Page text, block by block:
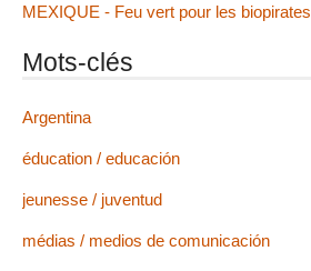
MEXIQUE - Feu vert pour les biopirates
Mots-clés
Argentina
éducation / educación
jeunesse / juventud
médias / medios de comunicación